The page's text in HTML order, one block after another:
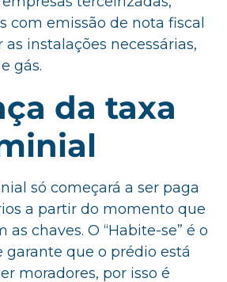
com emissão de nota fiscal
instalações necessárias,
gás.
da taxa
só começará a ser paga
a partir do momento que
as chaves. O “Habite-se” é o
que o prédio está
moradores, por isso é